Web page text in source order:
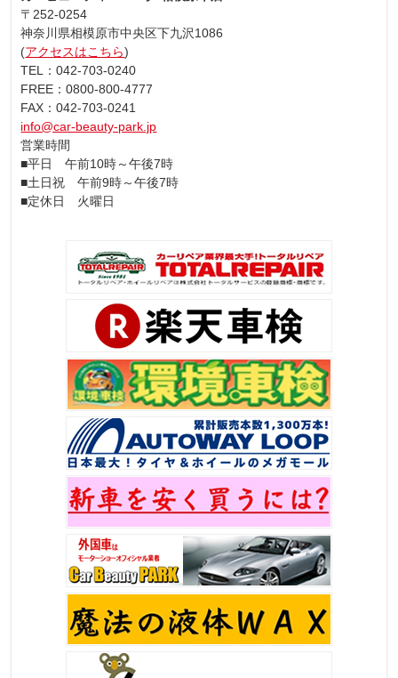
〒252-0254
神奈川県相模原市中央区下九沢1086
(アクセスはこちら)
TEL：042-703-0240
FREE：0800-800-4777
FAX：042-703-0241
info@car-beauty-park.jp
営業時間
■平日 午前10時～午後7時
■土日祝 午前9時～午後7時
■定休日 火曜日